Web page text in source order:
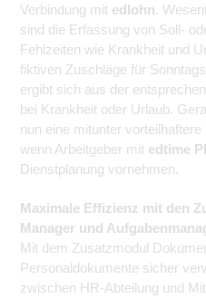
Verbindung mit edlohn.
sind die Erfassung von Soll-
Fehlzeiten wie Krankheit und
fiktiven Zuschläge für
ergibt sich aus der
bei Krankheit oder Urlaub.
nun eine mitunter
wenn Arbeitgeber mit edtime
Dienstplanung vornehmen.
Maximale Effizienz mit den
Manager und
Mit dem Zusatzmodul
Personaldokumente sicher
zwischen HR-Abteilung und